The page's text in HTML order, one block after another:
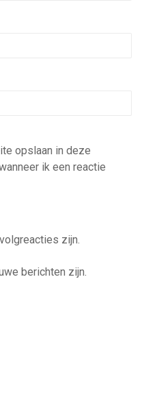
opslaan in deze
ik een reactie
zijn.
berichten zijn.